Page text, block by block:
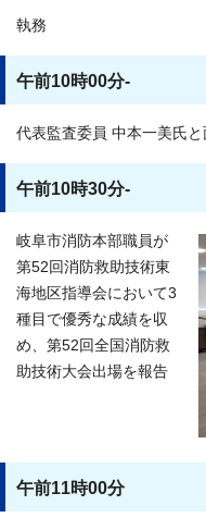
執務
午前10時00分-
代表監査委員 中本一美氏と
午前10時30分-
岐阜市消防本部職員が
第52回消防救助技術東
海地区指導会において3
種目で優秀な成績を収
め、第52回全国消防救
助技術大会出場を報告
午前11時00分